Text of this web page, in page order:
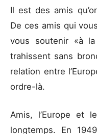
Il est des amis
De ces amis qui
vous soutenir «à
trahissent sans
relation entre
ordre-là.
Amis, l’Europe et
longtemps. En